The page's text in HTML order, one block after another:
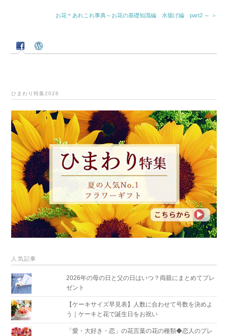
お花＊あれこれ事典～お花の基礎知識編 水揚げ編 part2 ～ ＞
ひまわり特集2026
人気記事
2026年の母の日と父の日はいつ？両親にまとめてプレ
ゼント
【ケーキサイズ早見表】人数に合わせて号数を決めよ
う｜ケーキと花で誕生日をお祝い
「愛・大好き・恋」の花言葉の花の種類◆恋人のプレ